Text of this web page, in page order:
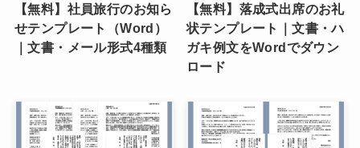
【無料】社員旅行のお知ら
せテンプレート（Word）
｜文書・メール形式4種類
【無料】落成式出席のお礼
状テンプレート｜文書・ハ
ガキ例文をWordでダウン
ロード